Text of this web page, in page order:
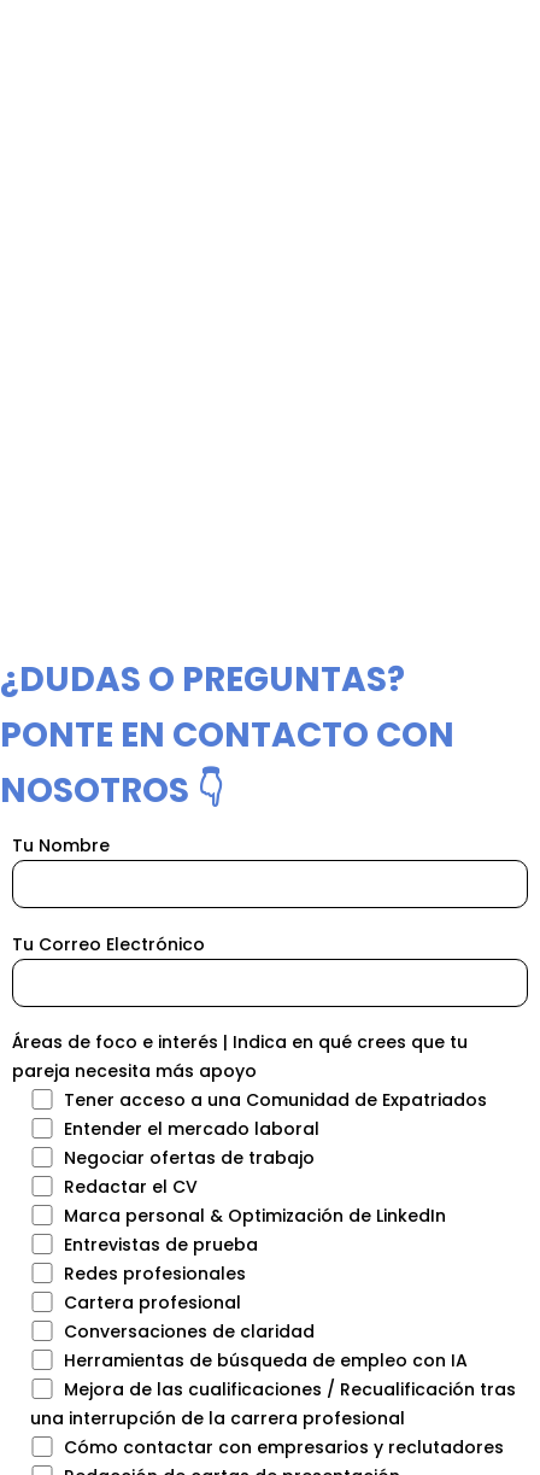
¿DUDAS O PREGUNTAS?
PONTE EN CONTACTO CON
NOSOTROS 👇
Tu Nombre
Tu Correo Electrónico
Áreas de foco e interés | Indica en qué crees que tu
pareja necesita más apoyo
Tener acceso a una Comunidad de Expatriados
Entender el mercado laboral
Negociar ofertas de trabajo
Redactar el CV
Marca personal & Optimización de LinkedIn
Entrevistas de prueba
Redes profesionales
Cartera profesional
Conversaciones de claridad
Herramientas de búsqueda de empleo con IA
Mejora de las cualificaciones / Recualificación tras
una interrupción de la carrera profesional
Cómo contactar con empresarios y reclutadores